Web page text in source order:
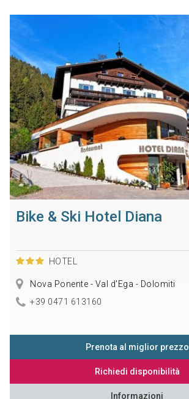
Bike & Ski Hotel Diana
HOTEL
Nova Ponente - Val d'Ega - Dolomiti
+39 0471 613160
Prenota al miglior prezzo
Richiedi disponibilità
Informazioni